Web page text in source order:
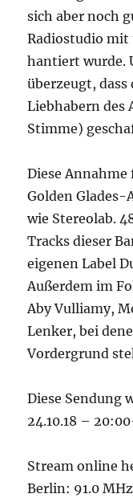
sich aber noch
Radiostudio
hantiert wurde.
überzeugt,
Liebhabern des
Stimme)
Diese
Golden Glades-
wie Stereolab.
Tracks dieser
eigenen Label
Außerdem im
Aby Vulliamy,
Lenker, bei
Vordergrund
Diese Sendung
24.10.18 –
Stream online
Berlin: 91.0